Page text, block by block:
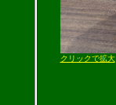
クリックで拡大